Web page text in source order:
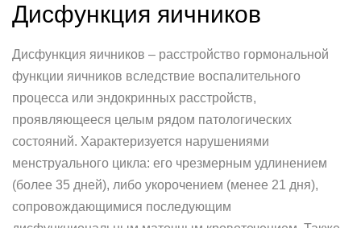
Дисфункция яичников
Дисфункция яичников – расстройство гормональной
функции яичников вследствие воспалительного
процесса или эндокринных расстройств,
проявляющееся целым рядом патологических
состояний. Характеризуется нарушениями
менструального цикла: его чрезмерным удлинением
(более 35 дней), либо укорочением (менее 21 дня),
сопровождающимися последующим